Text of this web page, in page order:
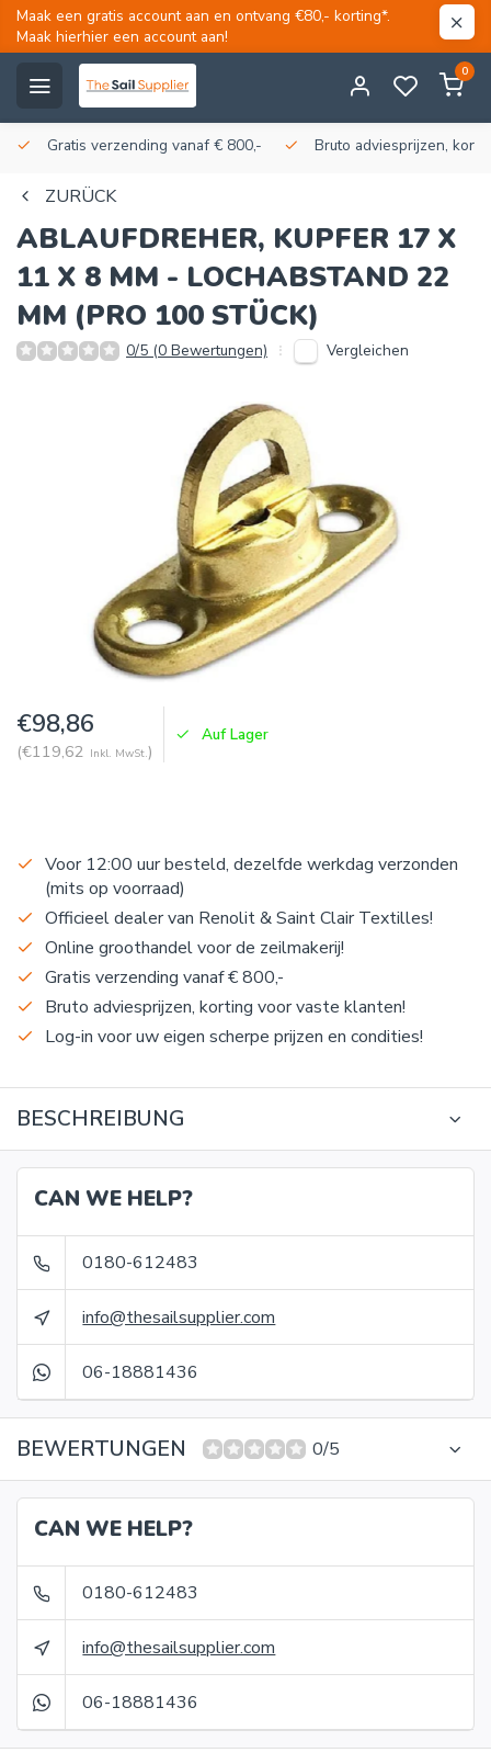
Maak een gratis account aan en ontvang €80,- korting*.
Maak hierhier een account aan!
0
Gratis verzending vanaf € 800,- Bruto adviesprijzen,
ZURÜCK
ABLAUFDREHER, KUPFER 17 X
11 X 8 MM - LOCHABSTAND 22
MM (PRO 100 STÜCK)
0/5 (0 Bewertungen) Vergleichen
€98,86
(€119,62 Inkl. MwSt.)
Auf Lager
Voor 12:00 uur besteld, dezelfde werkdag verzonden
(mits op voorraad)
Officieel dealer van Renolit & Saint Clair Textilles!
Online groothandel voor de zeilmakerij!
Gratis verzending vanaf € 800,-
Bruto adviesprijzen, korting voor vaste klanten!
Log-in voor uw eigen scherpe prijzen en condities!
BESCHREIBUNG
CAN WE HELP?
0180-612483
info@thesailsupplier.com
06-18881436
BEWERTUNGEN 0/5
CAN WE HELP?
0180-612483
info@thesailsupplier.com
06-18881436